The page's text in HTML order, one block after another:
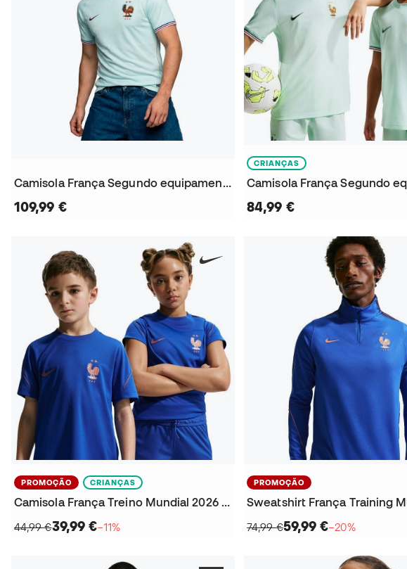
Camisola França Segundo equipamento Mundial 2026
109,99 €
CRIANÇAS
84,99 €
PROMOÇÃO CRIANÇAS
Camisola França Treino Mundial 2026 Criança
44,99 €39,99 €−11%
PROMOÇÃO
74,99 €59,99 €−20%